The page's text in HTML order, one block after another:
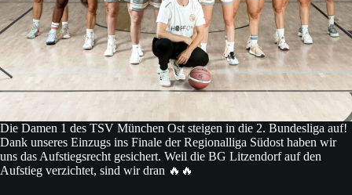
Die Damen 1 des TSV München Ost steigen in die 2. Bundesliga auf!
Dank unseres Einzugs ins Finale der Regionalliga Südost haben wir
uns das Aufstiegsrecht gesichert. Weil die BG Litzendorf auf den
Aufstieg verzichtet, sind wir dran 🔥🔥